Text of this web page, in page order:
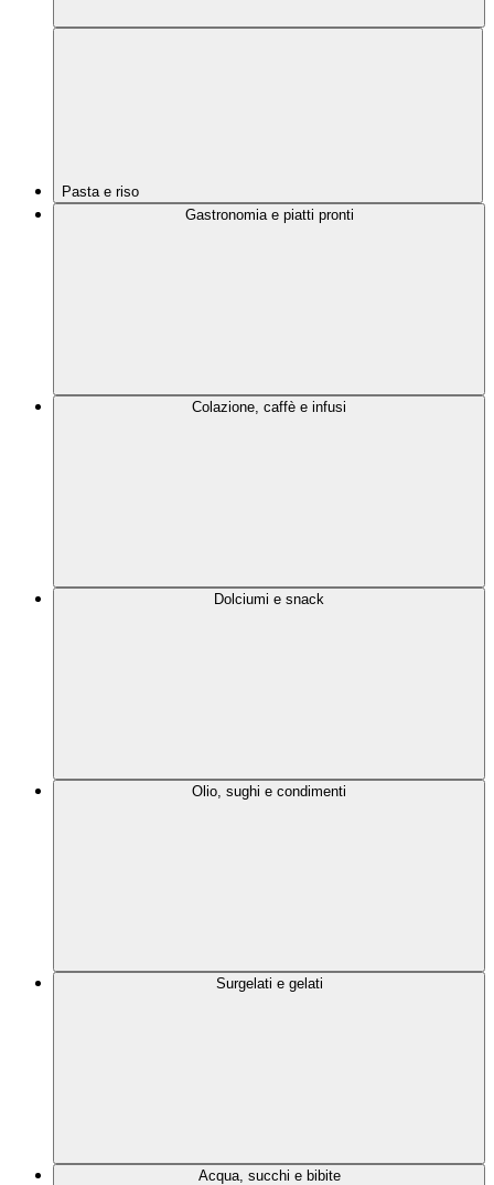
Pasta e riso
Gastronomia e piatti pronti
Colazione, caffè e infusi
Dolciumi e snack
Olio, sughi e condimenti
Surgelati e gelati
Acqua, succhi e bibite